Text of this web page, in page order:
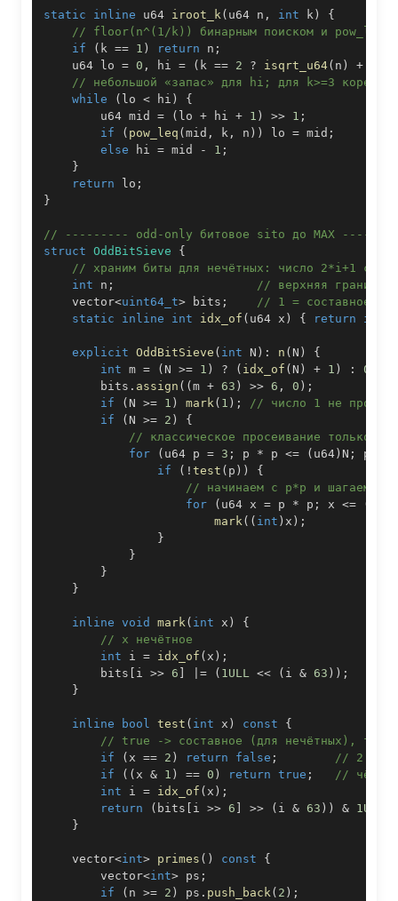
static inline u64 iroot_k ( u64 n , int k )
{
// floor(n^(1/k)) бинарным поиском и pow_leq
if
( k == 1 ) return n ;
    u64 lo
= 0 , hi = ( k == 2 ? isqrt_u64( n ) +
// небольшой «запас» для hi; для k>=3 корень
while
( lo < hi )
{
        u64 mid
= ( lo + hi + 1 ) >> 1 ;
if
( pow_leq ( mid , k , n ) ) lo = mid ;
else hi = mid - 1 ;
}
return lo ;
}
// --------- odd-only битовое sito до MAX
struct OddBitSieve
{
// храним биты для нечётных: число 2*i+1
int n ;
// верхняя граница
    vector
<uint64_t> bits ;
// 1 = составное, 0
static
inline int idx_of ( u64 x ) { return int
explicit OddBitSieve ( int N ) : n ( N )
{
int m = ( N >= 1 ) ? ( idx_of ( N ) + 1 ) : 0
        bits
. assign ( ( m + 63 ) >> 6 , 0 ) ;
if
( N >= 1 ) mark ( 1 ) ;
// число 1 не простое
if
( N >= 2 )
{
// классическое просеивание только
for
( u64 p = 3 ; p * p <= ( u64 ) N ; p
if
( ! test ( p ) )
{
// начинаем с p*p и шагаем по
for
( u64 x = p * p ; x <= (
mark ( ( int ) x ) ;
}
}
}
}
inline void mark ( int x )
{
// x нечётное
int i = idx_of ( x ) ;
        bits
i >> 6 |= ( 1ULL << ( i & 63 ) ) ;
}
inline bool test ( int x ) const
{
// true -> составное (для нечётных), false
if
( x == 2 ) return false ;
// 2
if
( ( x & 1 ) == 0 ) return true ;
//
int i = idx_of ( x ) ;
return
( bits i >> 6 >> ( i & 63 ) ) & 1ULL
}
    vector
<int> primes ( ) const
{
        vector
<int> ps ;
if
( n >= 2 ) ps . push_back ( 2 ) ;